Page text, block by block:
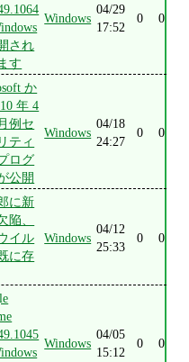
され
す
Windows
04/29
17:52
0 0
か
年 4
例セ
ティ
ログ
公開
Windows
04/18
24:27
0 0
に新
陥、
イル
に存
Windows
04/12
25:33
0 0
Windows
04/05
15:12
0 0